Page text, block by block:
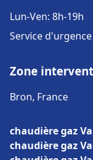
Lun-Ven: 8h-19h
Service
Zone
Bron, France
chaudière gaz
chaudière gaz